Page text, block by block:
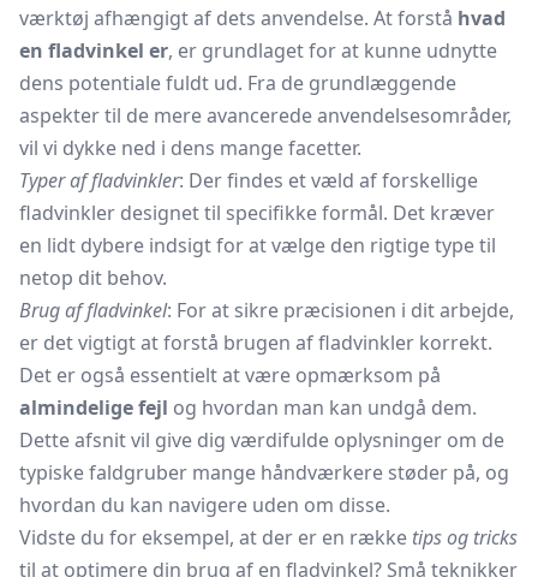
værktøj afhængigt af dets anvendelse. At forstå hvad
en fladvinkel er, er grundlaget for at kunne udnytte
dens potentiale fuldt ud. Fra de grundlæggende
aspekter til de mere avancerede anvendelsesområder,
vil vi dykke ned i dens mange facetter.
Typer af fladvinkler: Der findes et væld af forskellige
fladvinkler designet til specifikke formål. Det kræver
en lidt dybere indsigt for at vælge den rigtige type til
netop dit behov.
Brug af fladvinkel: For at sikre præcisionen i dit arbejde,
er det vigtigt at forstå brugen af fladvinkler korrekt.
Det er også essentielt at være opmærksom på
almindelige fejl og hvordan man kan undgå dem.
Dette afsnit vil give dig værdifulde oplysninger om de
typiske faldgruber mange håndværkere støder på, og
hvordan du kan navigere uden om disse.
Vidste du for eksempel, at der er en række tips og tricks
til at optimere din brug af en fladvinkel? Små teknikker